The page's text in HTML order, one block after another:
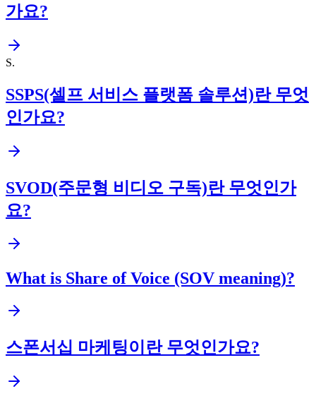
가요?
S.
SSPS(셀프 서비스 플랫폼 솔루션)란 무엇
인가요?
SVOD(주문형 비디오 구독)란 무엇인가
요?
What is Share of Voice (SOV meaning)?
스폰서십 마케팅이란 무엇인가요?